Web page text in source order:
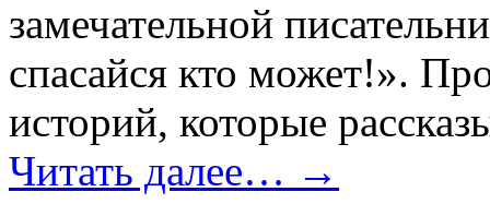
замечательной
спасайся кто может!».
историй, которые
Читать далее… →